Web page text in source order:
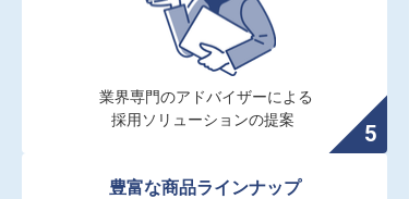
業界専門のアドバイザーによる
採用ソリューションの提案
豊富な商品ラインナップ